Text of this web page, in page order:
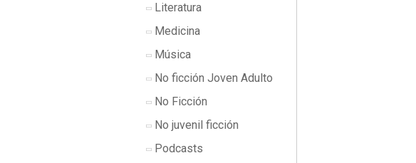
Literatura
Medicina
Música
No ficción Joven Adulto
No Ficción
No juvenil ficción
Podcasts